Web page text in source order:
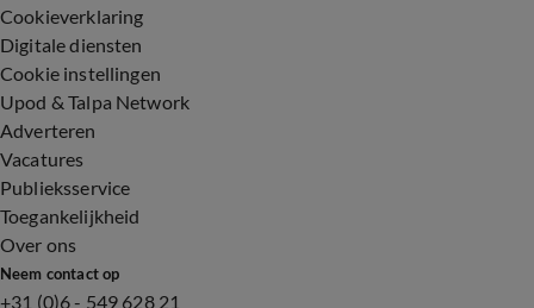
Cookieverklaring
Digitale diensten
Cookie instellingen
Upod & Talpa Network
Adverteren
Vacatures
Publieksservice
Toegankelijkheid
Over ons
Neem contact op
+31 (0)6 - 549 628 21